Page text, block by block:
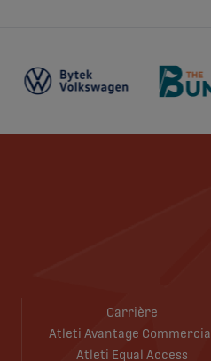
Carrière
Atleti Avantage Commercial
Atleti Equal Access